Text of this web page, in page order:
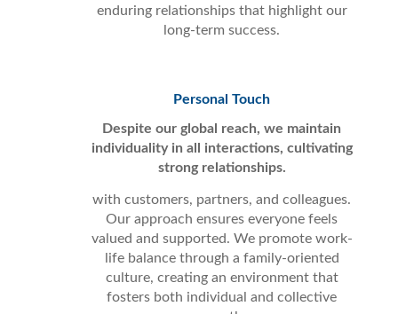
enduring relationships that highlight our
long-term success.
Personal Touch
Despite our global reach, we maintain
individuality in all interactions, cultivating
strong relationships.
with customers, partners, and colleagues.
Our approach ensures everyone feels
valued and supported. We promote work-
life balance through a family-oriented
culture, creating an environment that
fosters both individual and collective